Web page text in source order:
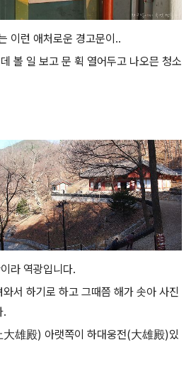
이런 애처로운 경고문이..
볼 일 보고 문 휙 열어두고 나오믄 청소
라 역광입니다.
서 하기로 하고 그때쯤 해가 솟아 사진
.
大雄殿) 아랫쪽이 하대웅전(大雄殿)있